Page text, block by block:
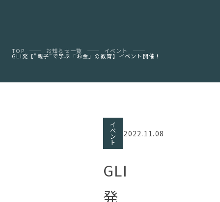
TOP お知らせ一覧 イベント
GLI発【”親子”で学ぶ「お金」の教育】イベント開催！
イ
ベ
ン
ト
2022.11.08
GLI
発